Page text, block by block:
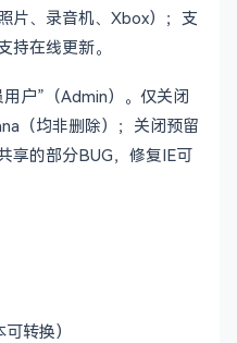
片、录音机、Xbox）；支
持在线更新。
户”（Admin）。仅关闭
（均非删除）；关闭预留
享的部分BUG，修复IE可
转换）